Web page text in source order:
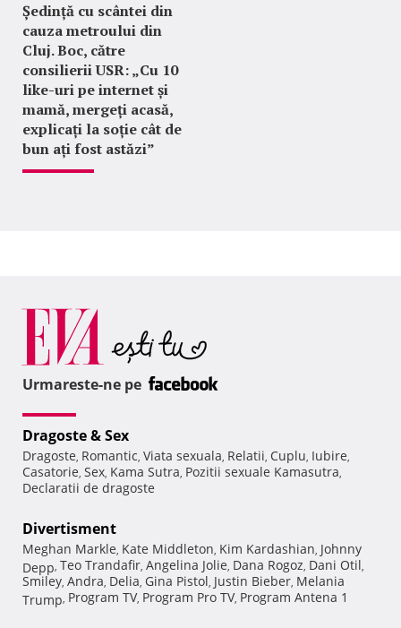
Ședință cu scântei din
cauza metroului din
Cluj. Boc, către
consilierii USR: „Cu 10
like-uri pe internet și
mamă, mergeți acasă,
explicați la soție cât de
bun ați fost astăzi”
Urmareste-ne pe
Dragoste & Sex
Dragoste, Romantic, Viata sexuala, Relatii, Cuplu, Iubire,
Casatorie, Sex, Kama Sutra, Pozitii sexuale Kamasutra,
Declaratii de dragoste
Divertisment
Meghan Markle, Kate Middleton, Kim Kardashian, Johnny
Depp, Teo Trandafir, Angelina Jolie, Dana Rogoz, Dani Otil,
Smiley, Andra, Delia, Gina Pistol, Justin Bieber, Melania
Trump, Program TV, Program Pro TV, Program Antena 1